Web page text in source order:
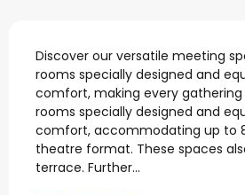
Beschrijving
Discover our versatile meeting
rooms specially designed and
comfort, making every gathering
rooms specially designed and
comfort, accommodating up to
theatre format. These spaces
terrace. Further...